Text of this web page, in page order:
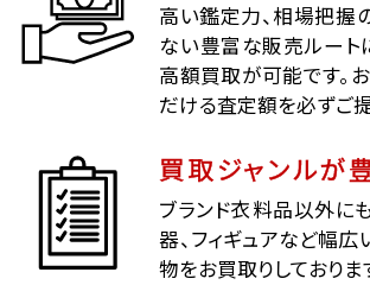
高い鑑定力、相場把握
ない豊富な販売ルート
高額買取が可能です。
だける査定額を必ずご提
買取ジャンルが
ブランド衣料品以外に
器、フィギュアなど幅広
物をお買取りしておりま